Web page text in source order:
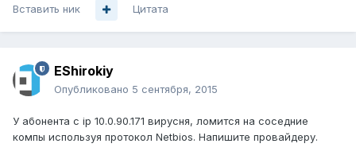
Вставить ник Цитата
EShirokiy
Опубликовано 5 сентября, 2015
У абонента с ip 10.0.90.171 вирусня, ломится на соседние
компы используя протокол Netbios. Напишите провайдеру.